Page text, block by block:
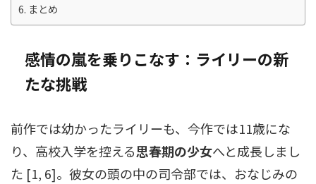
まとめ
感情の嵐を乗りこなす：ライリーの新
たな挑戦
前作では幼かったライリーも、今作では11歳にな
り、高校入学を控える思春期の少女へと成長しまし
た [1, 6]。彼女の頭の中の司令部では、おなじみの